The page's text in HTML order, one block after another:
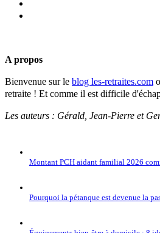
A propos
Bienvenue sur le blog les-retraites.com
retraite ! Et comme il est difficile
Les auteurs : Gérald, Jean-Pierre et
Montant PCH aidant familial 2026
Pourquoi la pétanque est devenue la